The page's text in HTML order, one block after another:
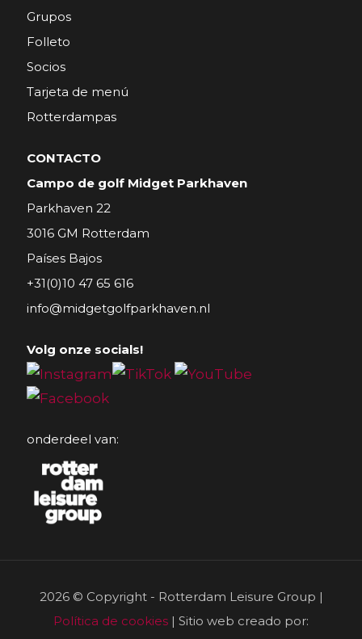
Grupos
Folleto
Socios
Tarjeta de menú
Rotterdampas
CONTACTO
Campo de golf Midget Parkhaven
Parkhaven 22
3016 GM Rotterdam
Países Bajos
+31(0)10 47 65 616
info@midgetgolfparkhaven.nl
Volg onze socials!
onderdeel van:
2026 © Copyright - Rotterdam Leisure Group |
Política de cookies | Sitio web creado por: